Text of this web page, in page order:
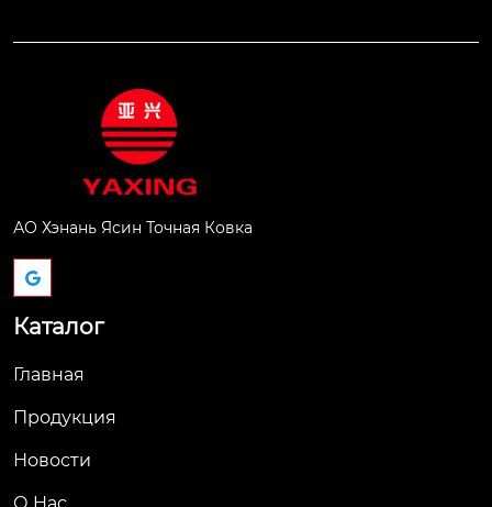
АО Хэнань Ясин Точная Ковка
Каталог
Главная
Продукция
Новости
О Hас